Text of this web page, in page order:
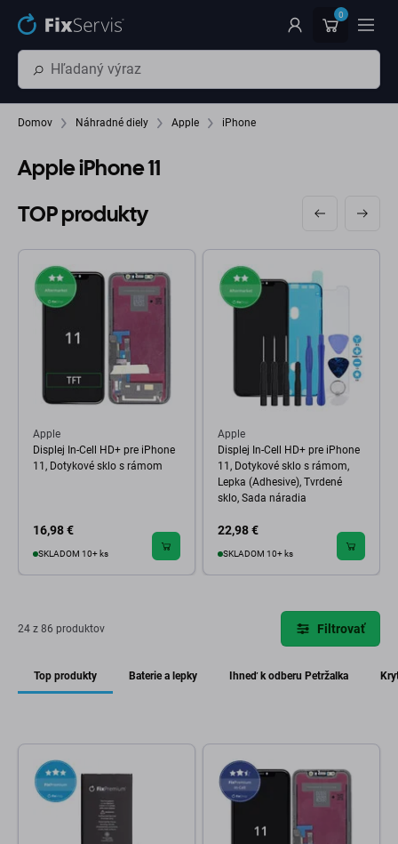
Preskočiť na hlavný obsah 0
Domov Náhradné diely Apple iPhone
Apple iPhone 11
TOP produkty
Apple
Displej In-Cell HD+ pre iPhone
11, Dotykové sklo s rámom
16,98 €
SKLADOM 10+ ks
Apple
Displej In-Cell HD+ pre iPhone
11, Dotykové sklo s rámom,
Lepka (Adhesive), Tvrdené
sklo, Sada náradia
22,98 €
SKLADOM 10+ ks
24 z 86 produktov Filtrovať
Top produkty Baterie a lepky Ihneď k odberu Petržalka